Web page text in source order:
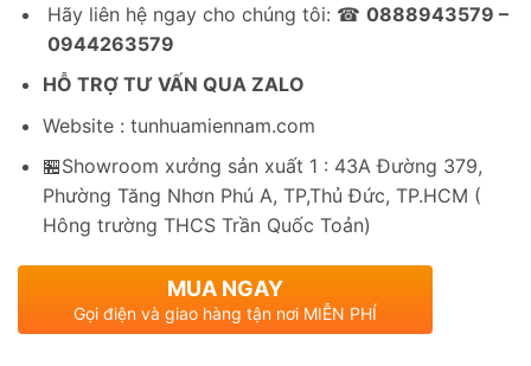
Hãy liên hệ ngay cho chúng tôi: ☎ 0888943579 –
0944263579
HỖ TRỢ TƯ VẤN QUA ZALO
Website : tunhuamiennam.com
🏪Showroom xưởng sản xuất 1 : 43A Đường 379,
Phường Tăng Nhơn Phú A, TP,Thủ Đức, TP.HCM (
Hông trường THCS Trần Quốc Toản)
MUA NGAY
Gọi điện và giao hàng tận nơi MIỄN PHÍ